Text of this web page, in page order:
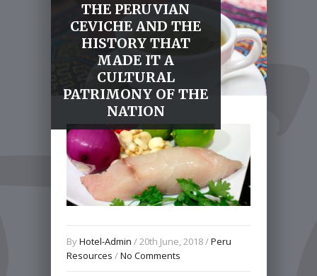
THE PERUVIAN
CEVICHE AND THE
HISTORY THAT
MADE IT A
CULTURAL
PATRIMONY OF THE
NATION
ByHotel-Admin / 20th June, 2018 /Peru
Resources /No Comments